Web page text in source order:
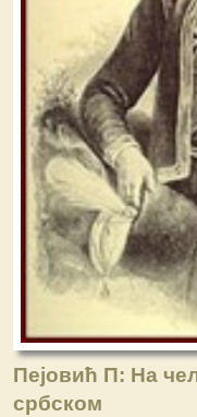
Пејовић П: На
србском